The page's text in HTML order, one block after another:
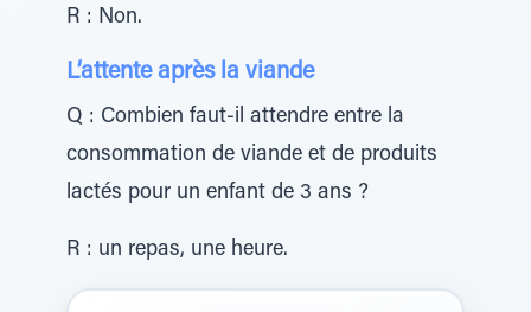
R : Non.
L’attente après la viande
Q : Combien faut-il attendre entre la
consommation de viande et de produits
lactés pour un enfant de 3 ans ?
R : un repas, une heure.